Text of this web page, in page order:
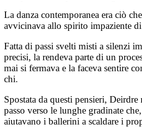
La danza contemporanea era ciò
avvicinava allo spirito impaziente
Fatta di passi svelti misti a silenzi
precisi, la rendeva parte di un
mai si fermava e la faceva sentire
chi.
Spostata da questi pensieri, Deirdre
passo verso le lunghe gradinate
aiutavano i ballerini a scaldare i